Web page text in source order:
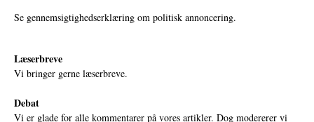
Se gennemsigtighedserklæring om politisk annoncering.
Læserbreve
Vi bringer gerne læserbreve.
Debat
Vi er glade for alle kommentarer på vores artikler. Dog modererer vi